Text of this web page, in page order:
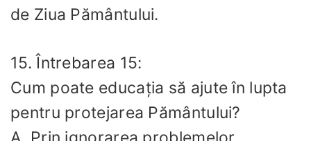
de Ziua Pământului.
15. Întrebarea 15:
Cum poate educația să ajute în lupta
pentru protejarea Pământului?